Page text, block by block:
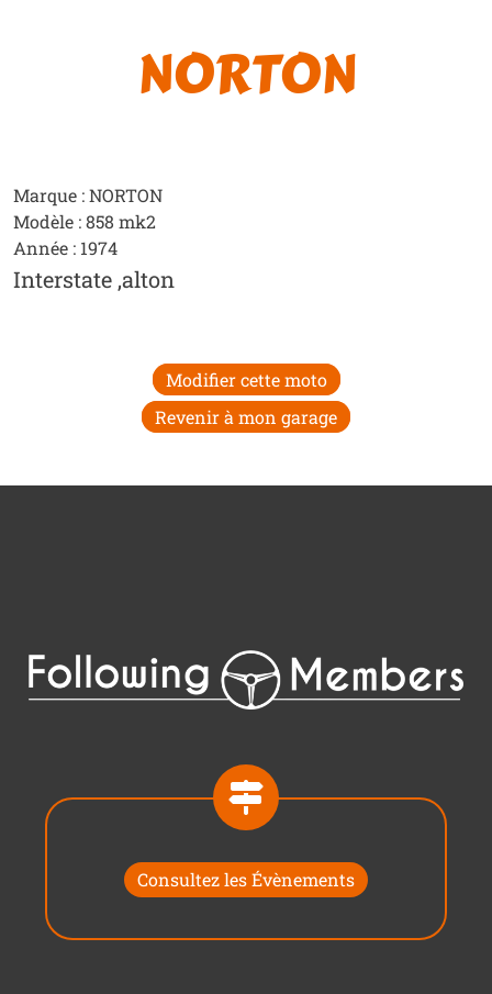
NORTON
Marque : NORTON
Modèle : 858 mk2
Année : 1974
Interstate ,alton
Modifier cette moto
Revenir à mon garage
Consultez les Évènements